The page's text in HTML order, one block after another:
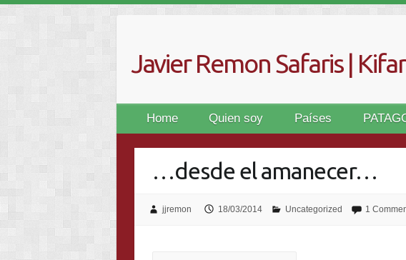
content
Javier Remon Safaris |
Home Quien soy Países
…desde el amanecer…
jjremon 18/03/2014 Uncategorized 1